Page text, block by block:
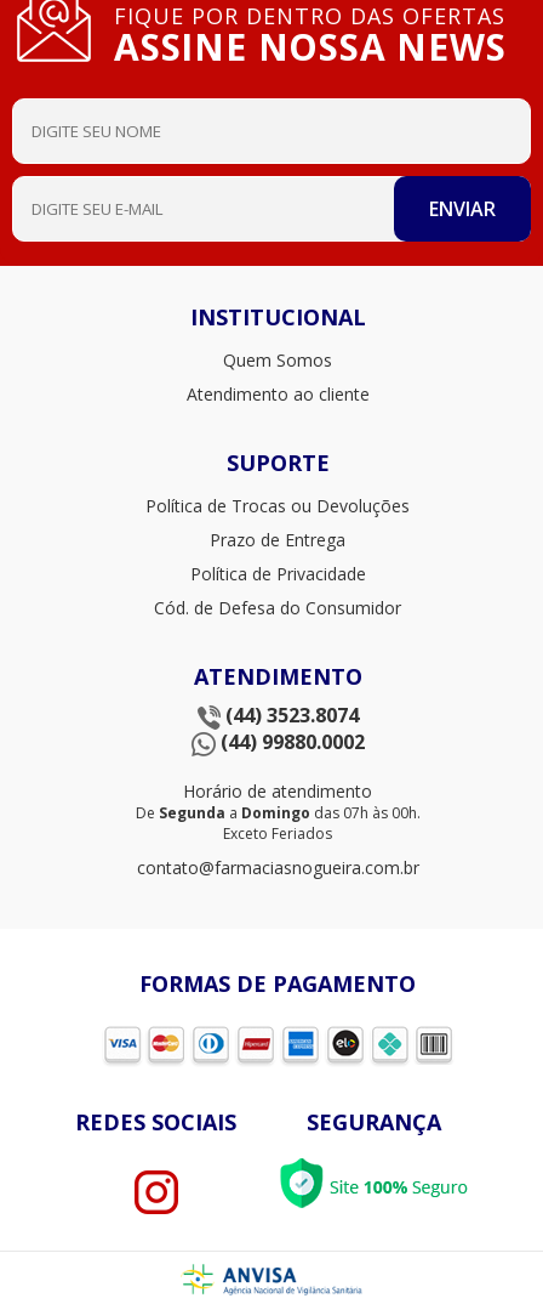
FIQUE POR DENTRO DAS OFERTAS
ASSINE NOSSA NEWS
INSTITUCIONAL
Quem Somos
Atendimento ao cliente
SUPORTE
Política de Trocas ou Devoluções
Prazo de Entrega
Política de Privacidade
Cód. de Defesa do Consumidor
ATENDIMENTO
(44) 3523.8074
(44) 99880.0002
Horário de atendimento
De Segunda a Domingo das 07h às 00h.
Exceto Feriados
contato@farmaciasnogueira.com.br
FORMAS DE PAGAMENTO
REDES SOCIAIS SEGURANÇA